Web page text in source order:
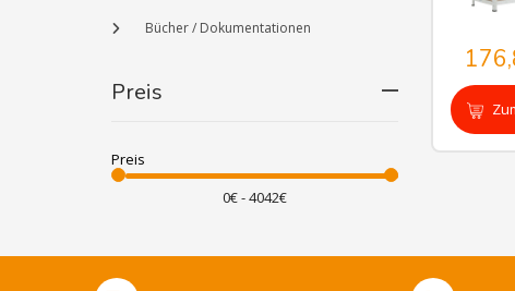
Bücher / Dokumentationen
Preis
Preis